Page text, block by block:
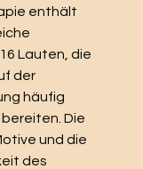
enthält
Lauten, die
der
häufig
Die
und die
des